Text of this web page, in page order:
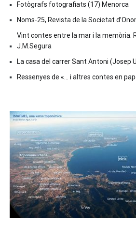
Fotògrafs fotografiats (17) Menorca
Noms-25, Revista de la Societat
Vint contes entre la mar i la memòria.
J.M.Segura
La casa del carrer Sant Antoni (Josep
Ressenyes de «… i altres contes en